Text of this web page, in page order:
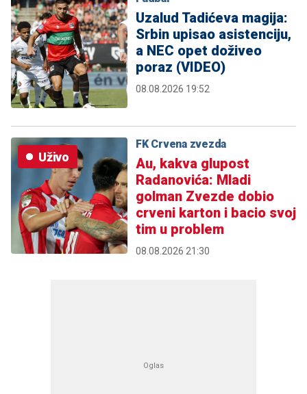
Uzalud Tadićeva magija:
Srbin upisao asistenciju,
a NEC opet doživeo
poraz (VIDEO)
08.08.2026 19:52
Uživo
FK Crvena zvezda
Au, kakva glupost
Radanovića: Mladi
golman Zvezde dobio
crveni karton i bacio svoj
tim u problem
08.08.2026 21:30